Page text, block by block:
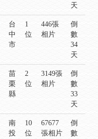
天
台
中
市
1
位
446張
相片
倒
數
34
天
苗
栗
縣
2
位
3149張
相片
倒
數
33
天
南
投
10
位
67677
張相片
倒
數